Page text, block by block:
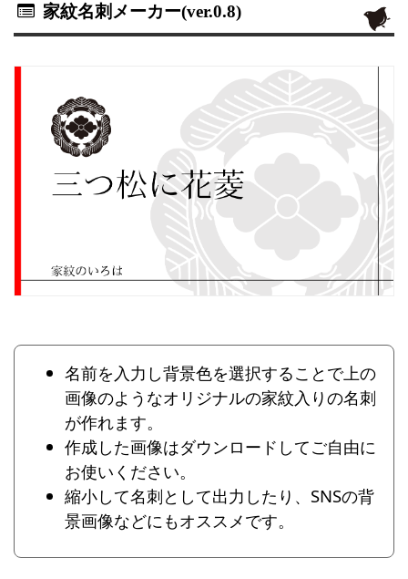
家紋名刺メーカー(ver.0.8)
名前を入力し背景色を選択することで上の
画像のようなオリジナルの家紋入りの名刺
が作れます。
作成した画像はダウンロードしてご自由に
お使いください。
縮小して名刺として出力したり、SNSの背
景画像などにもオススメです。